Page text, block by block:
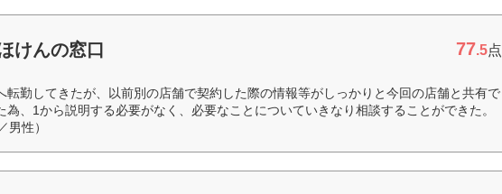
けんの窓口 77.5点
転勤してきたが、以前別の店舗で契約した際の情報等がしっかりと今回の店舗と共有で
為、1から説明する必要がなく、必要なことについていきなり相談することができた。
男性）